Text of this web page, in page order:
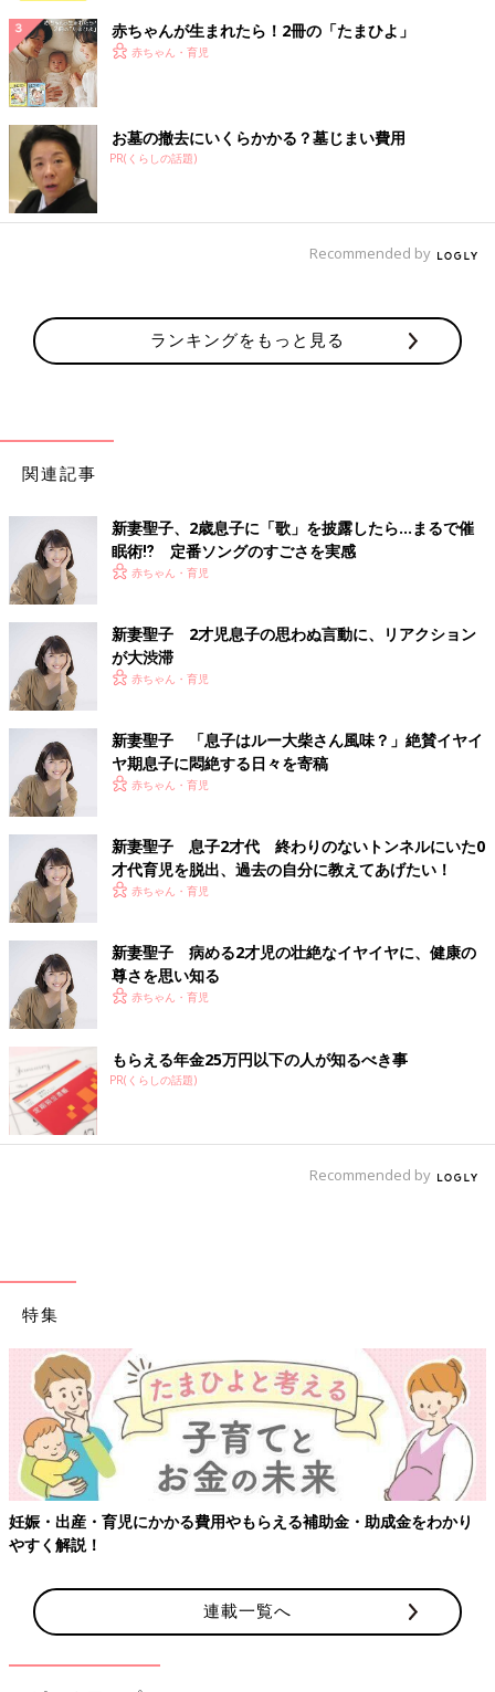
赤ちゃんが生まれたら！2冊の「たまひよ」
赤ちゃん・育児
お墓の撤去にいくらかかる？墓じまい費用
PR(くらしの話題)
Recommended by
ランキングをもっと見る
関連記事
新妻聖子、2歳息子に「歌」を披露したら…まるで催
眠術⁉ 定番ソングのすごさを実感
赤ちゃん・育児
新妻聖子 2才児息子の思わぬ言動に、リアクション
が大渋滞
赤ちゃん・育児
新妻聖子 「息子はルー大柴さん風味？」絶賛イヤイ
ヤ期息子に悶絶する日々を寄稿
赤ちゃん・育児
新妻聖子 息子2才代 終わりのないトンネルにいた0
才代育児を脱出、過去の自分に教えてあげたい！
赤ちゃん・育児
新妻聖子 病める2才児の壮絶なイヤイヤに、健康の
尊さを思い知る
赤ちゃん・育児
もらえる年金25万円以下の人が知るべき事
PR(くらしの話題)
Recommended by
特集
妊娠・出産・育児にかかる費用やもらえる補助金・助成金をわかり
やすく解説！
連載一覧へ